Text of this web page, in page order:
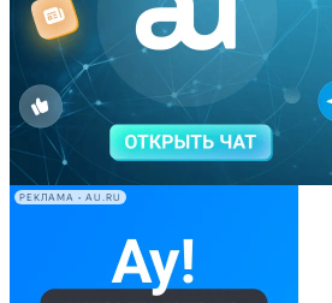
РЕКЛАМА • AU.RU